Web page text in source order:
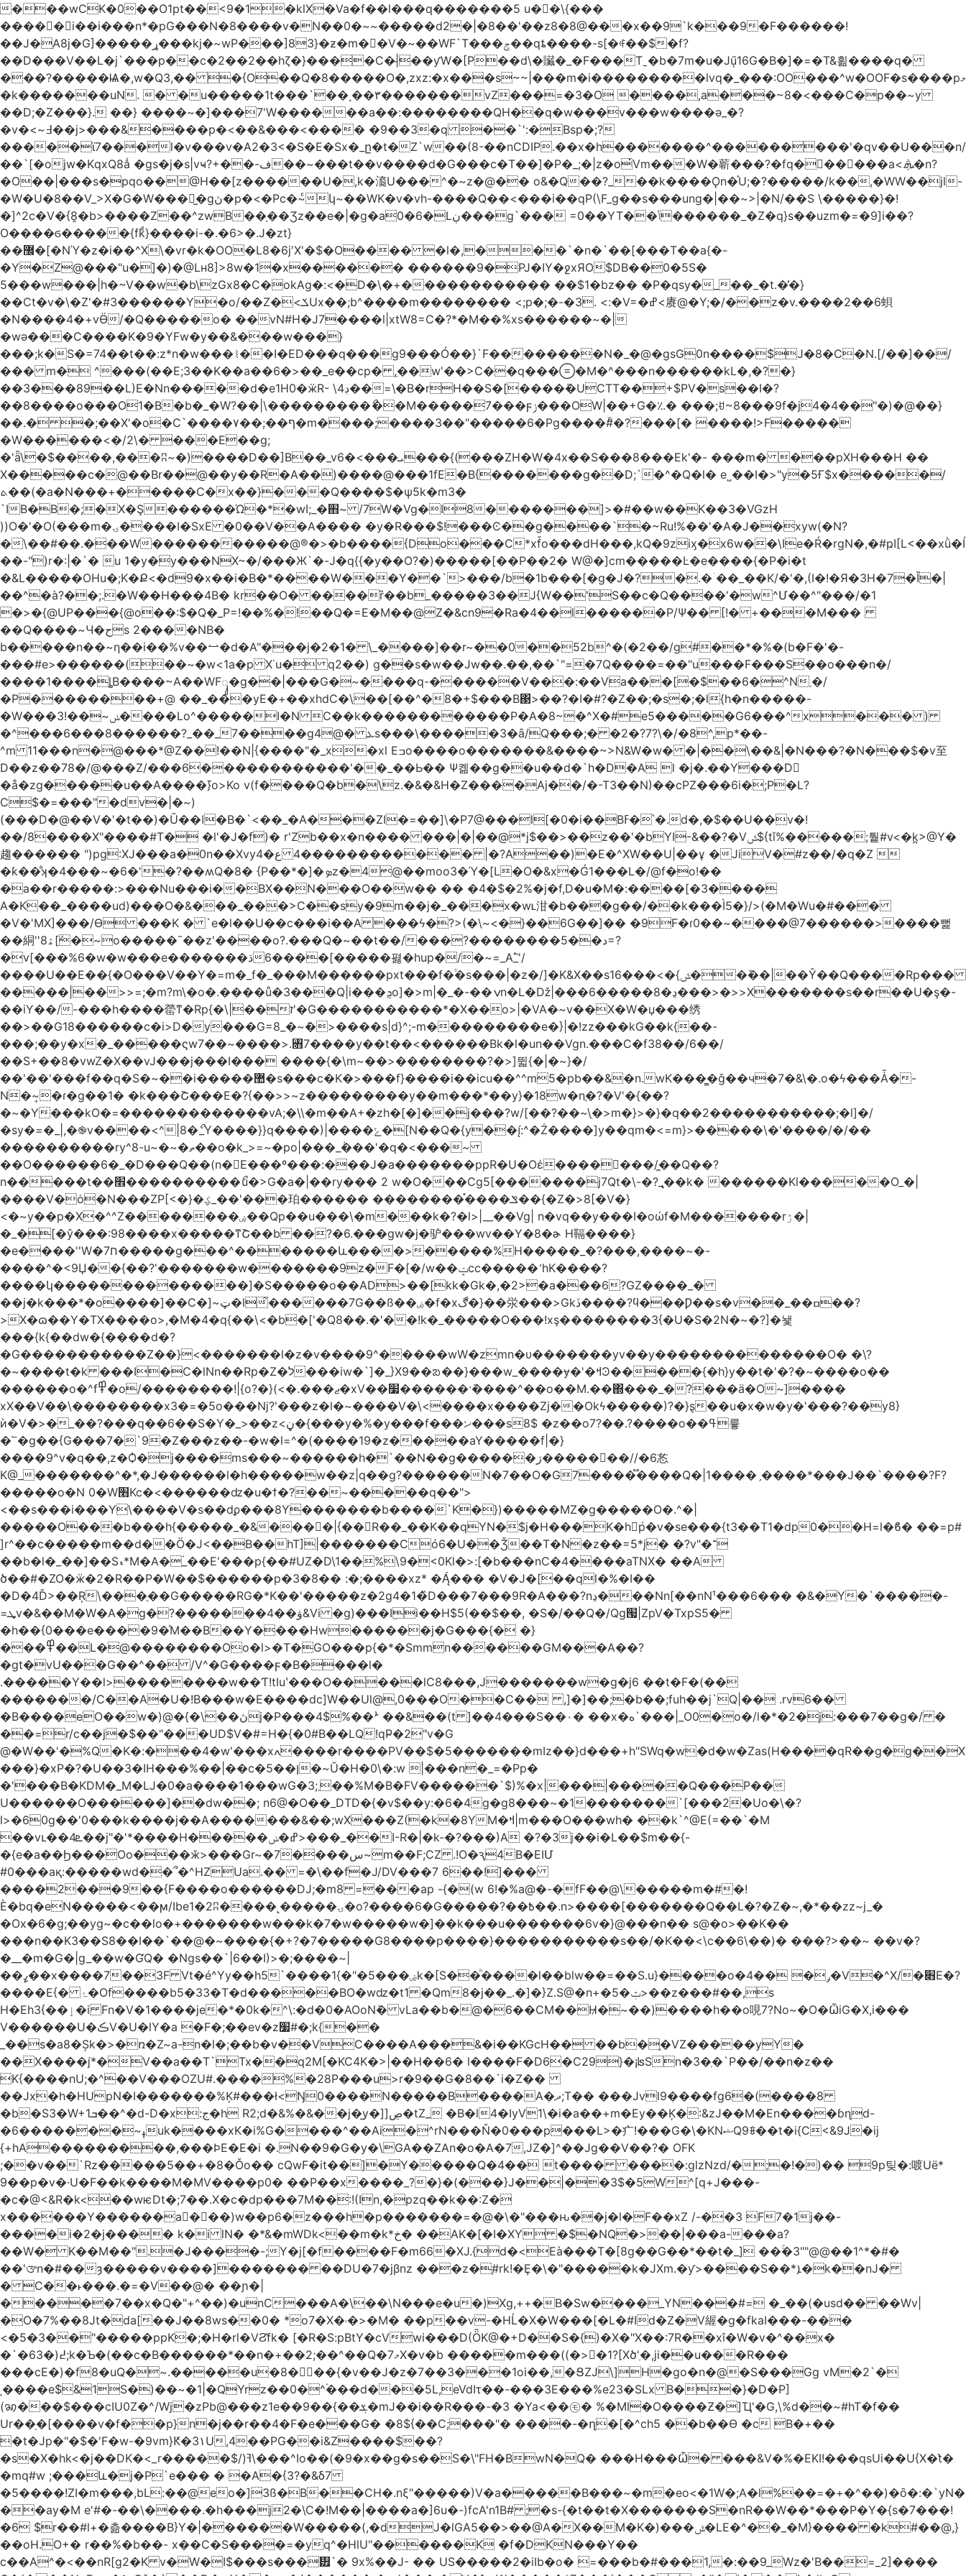
���wCK�0��O1pt��<9�1�klX�Va�f��l���q�������5 u��\{���
�����i��i���n*�pG���N�8����v�N��0�~~�����d2�|�8��'��z8�8@���x��9`k���9�F������!
��J�ֵA8j�G]�����ړ���kj�~wP���]83}�ƶ�m��V�~��WF`T���ݮ��qȶ����-s[�ꏶ��$�f?
��D���V��L�j`���p��c�2��2��hζ�}����C�|̵��ƴW�[P��d\�贜�_�F���Tˍ�b�7m�u�Jű̩16G�B�]�=�T&횖����q�
���?�����Ѩ�,w�Q3,�� �{O��Q�8�����O�,zxz:�x���s~~|���m�i���������lvq�_���:OO���^w�OOF�s����pމ
�k�������uN. � �u�����1t���`��˳��۳�������vZ���=�3�O ����,a���~8�<���C�p��~y
��D;�Z���}. ��} ����~�]���7'W������a��:��������QH��q�w���v���w����ǝ_�?
�v�<~߃��j>���&����p�<��&���<���� �9��3�q ��`':�Bsp�;?
�����ϊ7���l�v���v�A2�3<�S�E�Sx�_ը�t�Z`w��(8-��nCDIP.��x�h�������^���������'�qv��U���n/
��`[�ojw�ΚqxQ8ǻ �gs�j�s|vҹ?+��-ف��~���t��v����d�G���c�T��]�P� _;�|z�o̇Vm���W�龩���?�fq������a<.ܞ�n?
�O��|���s�pqo��@H��[z������U�,k�㵝U���^�~z�@�� o&�Q��?_��k����Ǫn�֡U;�?�����/k��,�WW��jl-
�W�U�8��V_>X�G�W���𾶲̫�gڽ�p�<�Pc�~ͨկ~��WK�v�vh-����Q��<���i��qP(\F_g��s���ung�|��~ >|�N/��S \�����}�!
�]^2c�V�{8̭�b>����Z��^zwB��ָ��Ʒz��e�|�g�a0�6�Lڹ���g`��� =0��YT��ݳ������_�Z�q}s��uzm�=�9]i��?
O����ϭ�����{fkͩ}����i-�.�6>�.J�zt}
��޼�[�NΎ�z�i��^X\�vr�k�OO�L8�6j'X'�$�O���� �l�,���`�n�`��[���T��a{�-
�Y�Z@���"u�]�)�@Lʜ8]>8w�1�x������ ������9�PJ�IY�ջxЯO$DB��0�5S�
5���w���|h�~V��w�b\zGx8�C�okAg�:<�D�\�+������������ ��$1�bz�� �P�qsy�_��_�t.�̓�}
��Ct�v�\�Z'�#3������Y�o/��Z�<ݎUx��;b^����m�������� <;p�;�-�3. <:�V=�ߝ<赓@�Y;�/��z�v.����2��6蛽
�N����4�+vӪ/�Q�����o� ��vN#Н�J7����l|xtW8=C�?*�M��%xs������~�|
�wǝ���C����K�9�YFw�y��&���w���}
���;k�S�=74��t��:z*n�w���⌇��I�ED���q���g9���Ó��}`F��������N�_�@�gsG0n����$J�8�C�N.[/��]��/
��� m� ^���(��E;3��K��a��6�>��_e��cp� ,ֵ��w'��>C��q����M�^���n������kL�,�?�}
��3���89��L)E�Nn�����d�e1H0�ӝR- \4ڊ��=\�B�rH��S�[����ܽ�UCTT��+$PV�s��I�?
��8����o���O1�B�b�_�W?��|\���������ޯ��M�����7���ϝݫ���OW|��+G�؉� ���;ꀀ~8���9f�j4�4��"�)�@��}
��.� �;��X'�o�C`����۷��;��ף�m����;����3��"�����6�Pg����#ͨ�?���[� ����!>F�����
�W������<�/2\� ���E��g;
�'ǟ\�$����,���ʭ~�)����D��]B��_vܝ���>�6���{(���ZH�W�4x��S���8���Ek'�- ���m� ���pXH���H ��
X�����c�@��Br��@��y��R�A��)����@���1fE�B{�������g��D;`�^�Q�l� e˽��I�>"y�5Ғ$x�����/
ܬ��(�a�N���+�����C�x��}���Q����$�ψ5k�m3�
`IB�B�;�X�Ş������Ώ�*�wI;_�֋~ /7W�Vg�I8�������]>�#��w��K��3�VGzH
))O�'�O(���m�ۍ����I�SxE �0��V��A���� �y�R���$!���Ͼ��g����`�~Ru!%��'�A�J��xyw(�N?
�\��#��.���W�����������@®�>�b����{Do���C
��-")r�:|�`� u 1�y�y���NX~�/���Ж`�-J�q{{�y��O?�)�����[��P��2� W@�]cm�����Ŀ�e����{�P�i�t
�&L�����OHu�;K�Ք<�d9�x��i�B�*����W���Y��`>���/b�1b���[�g�J�?�.�ۤ��_��K/�'�,(I�!�Я�3H�7�Ǐ�|
��^�à?��;.�W��H���4Β� kr��O� ����ȑ��b_�����3��J{W��'S��c�Q����'�w^Մ��^"���/�1
�>�{@UP���{@o��:$�Q�_P=!��%�!��Q�=E�M��@Z�&cn9�Ra�4��l������P/Ψ�� [!� +���M���
��Q����~Ч�حs 2����NB�
b�����n��~ƞ��i��%v��⥎�d�A"���j�2�1� \_����]��r~��0��52b^�(�2��/g#��*�%�(b�F�'�-
���#e>������(��~�w<1a�p X˙u� q2��) g��s�w��Jw��.��,��`"=�7Q����=��"u���F���S��o���n�/
����1����ȴB����~A��WFᬸ�g��|���G�~����q-������V���:��Va���[�$��6�^N܂�/
�Р��������+@ ��_���yE�+��xhdC�\��[��^�8�+$���B΃>��?�I�#?�Z��;�s�;�l{h�n�����-
�W���ݭ~��!3����Lo^�����I�N C��k������������P�A�8~�^X�#e5�����G6���^x��� )
�^���6���8������?_��_7����g4@� ܥs���\�����3�ȃ/Q���;� �2�?7?\�/�8^,p*��-
^m 11���n�@���*@Z��!��N|{����"�_x�xl Eߏo����o�������&����~>N&W�w� �|��\��&|�N���?�N���$�v至
D��z��78�/@���Z/���6������������'��_��Ь�� Ѱ콂��g��u��d�`h�D�A l �j�.��Y���D
�å�zg�����u��A����߫}o>Ko v(f����Q�b�\z.�&�&H�Z����Aj��/�-T3��N)��cPZ���6i�;P�L?
C$�=���"�dvؔ�|�~)
(���D�@��V�'�t��)�Ū��ǀ�B�`<��_�A���Zӏ�=��]\�P7@���l[�0�i��Bߓ�՝�.d�,�$��U��v�!
��/8����X"����#T� �l'�J�f)� r'Zb��x�n���� ���|�|��@*j$��>��z��'�bYI-&��?�Vݜ${tǐ%�����;퉡#v<�k̪>@Y�
趨������ ")pg:XJ���a�0n��Xvyع�4 ���4��������� |�?A��)�E�^XW��U|��ұ �JiV�#z��/�q�Z
�ƙ��̐ʞ�4���~�6�'�?��ʍQ�8� {P��*�]�ܤz�4@��moo3�Ύ�[L�O�&x�Ǵ1���L�/@f�o!��
�a��r�����:>���Nu���i��BX��N���O��w�� �� �4�$�2%�j�f,D�u�M�:����[�3����
A�K��_����ud)���O�&���_���>C��sy�9m��j�_���x�wʟ泔�b���g��/��k���Ì5�}/>(�M�Wu�#���
�V�'MX]���/Ѳ ���K � `e�l��U��c���i��A ���ϟ�?>(�\~<�}��6G��]�� �9F�ɾ0��~����@7������>����뻝
��絧''8ۿ[ܽ�~ο�����¯��z'����o?.���Q�~��t��/���?��������5��د=?
�v[���%6�w�w���e�ڌ�������6���[�����폃�hup�/�~=_A߱_'/
����U��E��{�O���V��Y�=m�_f�_���M������pxt���f�۟�s���|�z�/]�K&X��sݜ}�>���16��ٚ��|��Ŷ��Q����Rp���
�����|��>>=;�m?m\�o�.����ů�3���Q|i���ܯo]�>m|�_�-��ݍn�L�ǅ|���6�����8�ڍ���>�>>X�������s��r��U�ş�-
��iY��/-���h����罃ͳ�Rp{�\|��ז'�G�����������*�X��o>|�VA�~v��X�W�џ���绣
��>��G18������c�i>D�y���G=8_�~ܿ�>����s|d}^;-m���������e�}|�!zz���kG��k{��-
���;��y�x�_�����ϛw7��~����>.꧛7����у��t��<������Bk�l�un��Vgn.���С�f38��/6��/
��S+��8�vwZ�X��vJ���j���ӏ��� ����{�\m~��>��������?�>]뛻{�|�~}�/
��'��'���f��q�S�~��i�����޺�s���c�K�>���f}����i��icu��^^m5�pb��&�n.wK���͇�ǧ��ч�7�&\�.o�ϟ���Ǡ�-
N�~͎�ɾ�g��1� �k���Շ���E�?{��>>~z���������y��m���*��y}�18w�nֲ�?�V'�{��?
�~�Y���kO�=�������������vA;�\\�m��A+�zh�[�]��j���?w/[��?��~\ַ�>m�}>�}�q��2�����������;�l]�/
�sy�=�_|,�֎v����<^|8�ޯ_Y����}}q����)|����ݺ�[N��Q�{y��:^�Ż����]y��qm�<=m}>�����\�'����/�/��
����������ry^8-u~�~�ތ��o�k_>=~�po|���_݃���'�q�<���~
��O������6�_�D���Q��(n�E���º���:���J�a�������ppR�U�Oέ�����ٍ��/�̼�Q��?
n�����t��׮����������ޯu�>G�a�|��ry��� 2 w�O���Cg5[�������j7Qt�\-�?_̢��k� ������Kl�����O_�|
����V�ȯ�N���ZP[<�}�ؼ_��'���珀������ ��������֯����ݏ��{�Z�>8[�V�}
<�~y��p�X�^^Z��������ۻ��Qp��u���\�m���k�?�l>|__��Vg| n�vq��y���I�oώf�M�������rۯ�|
�_�[�ŷ���:98����xֹ�����ͳՇ��b ��?�6.���gw�j�驴���wv��Y�8�ɚ H䩹����}
�e����''W�ח7�����g���^�������և����>�����%H�����_�?���,����~�-
����^�<9Џ��{��?'�������w�������9z�F�[�/w��ݓcc����� ̛hK����?
����կ��������������]�S�����o��AD>��[kk�Gk�,�2>�a���6?GZ����_�
��j�k���*�o����]��C�]~ټ�l̃������7G��ß��ۻ�f�xڰ�}��泶���>Gkڏ����?ϥ���Ƿ��s�v��_��ߛ��?
>X�ɷ��Y�TX����o>,�M�4�q{��\<�b�['�Q8��.�'��!k�_�����O���!xş��������3{�U�S�2N�~�?]�뇇
���{k{��dw�{����d�?
�G�����������Z��}<�������l�z�v����9^�����wW�zmn�υ�������yv��y��������������O� �\?
�~����t�k ���I�C�lNn��Rp�Z�ל���iw�`]�_}X9��ᨰ��}���w_����ɏ�'�ߞϿ�����{�h}y��t�'�?�~����o��
������o�^f߾�o/��������!|{o?�}(<�.���ޖ�xV��׷������·݇����^��o��M.��΍���_�?���ӓ�O~]����
xX��V��\��������x3�=�5o���ǋ?'���z�l�~����V�\<����x����Zj��Okϟ�����)?�}ȿ��u�x�w�y�'���?��y8}
ѝ�V�>�_��?���q��6��S�Y�_>��z<ڼ�{���y�%�y���f���:ޚ���s8$ �z��o7?��.?����o��ߟ륳
�՟�g��{G���7�`9�Z���z��-�w�l=^�(����19�z�����aY�����f|�}
����9^v�q��,z�Ѻ�j����ms���~������h�`��N��g������ڗ�����񧰺��//�6㣽
K@_�������^�*,�J������l�h�����w��z|q��g?������N�7��O�G7����֟����Q�|1����ˏ����*���J��`����?F?
�����o�N 0�W׫Kc�<������ǳ�u�ϯ�?��~�����q��">
<��s���i���Y\����V�s��dϼ���8Y�������b����`K�})�����MZ�g�����O�.^�|
�����O���b���h{�����_�&����|{��R��_��K��qYN�$j�H���K�hp҆�v�se���{t3��T1�dp0��H=l�ϐ� ��=p#
]r^��c�����m��d��Ö�J<��B��hT]|�������Có­6�U��Ǯ��T�N�z��=5*į� �?v"�־
��b�l�_��]��Sޑ*M�A�۬_��E'���p{��#UZ�D\1��%\9�<0Kl�>:[�b���nC�4����aTNX� ��A
ծ��#�ZO�ӝ�2�R��P�W��$������p �3�8�� :�;����xz* ���� �V�J�[��ql�%�I��
�D�4Ď>��Ŗ\���ֶ��G�����RG�*K��'�����z�2g4�1�̏D���7���9R�A���?nڍ���Nn[��nN¹���6��� �&�Y�`�����-
=ܜv�&��M�W�A�g�?�������4��ۋ&Vi �g)���Iܹi��H$5(��$��, �S�/��Q�/Qg՗|ZpV�TxpS5�
�h��{0���e����9�ͯM��B��Y����Hw������j�G���{� �}
���߾��L�@��������Oo�l>�T�GO���p{�*�Smmn������GM���A��?
�gt�vU���G��^�� /V^�G����ϝ�B����l�
.�����Y��l>��������w��Ƭ!tIuʽ���O�����lC8���,J�������w�g�j6 ��t�F�(��
�������/C��A�U�!B���w�E����dc]W��Ul@,0���O��C�� ,]�]��;�b��;fuh��j`Q|�� .rv6��
�B����eO��w�)@�{�\��ڽj�P���4$%��ܑ ��&��(t ]��4���S��٠� ͏��x�ه`���|_O0�o�/l�*�2�j:���7��g�/ �
��=r/c��j�$��"���UD$V�#=H�{�0#B��LQ!qP̴�2"v�G
@�W��'�%Q�K�:���4�w'���xߍ����r����PV��$�5�������mIz��}d���+h"SWq�w�d�w�Zas(H����qR��g�g��XNS&��9�5�Oȩ�O�
���}�xP�?�U��3�IH���%��|��c�5��ן�~Ŭ�H�0\�:w |���n�_=�Pp�
�'���B�KDM�_M�Ǉ�0�a����1���wG�3;܂��%M�B�FV������`$)%�x|���|�����Q���P��
U������O������]��dw��; n6@�O��_DTD�{�v$��y:�6�4g�g8���~�1�������`[���2�Uo�\�?
l>�60g��'0���k����j��A�������&��;wX���Z(�k�8YM�ߞ|m���O���wh� ��k`^@E(=��`�M
��vւ��4ܧ��j"�'*����H�����ߝ�ݭ>���_��I-R�|�k-�?���)A �?�3j��i�L��$m��{-
�{e�a��Ϧ���Oo���ӂ>���Gr~�7����س~m��F;CZ .!O�ԇ4B�EIՄ
#0���aқ:�����wd��՞�^HZUa.�� =�\��f�J/DV���7 6��!]���
����2���9��{F����o������DJ;�m8 =���ap -{�(w 6!�%a@�-�fF��@\�����m�#�!
Ѐ�bq�eN�����<��ϻ/Ibe1�2ʭ����˻�����ۍ�o?����6�G�����?��߿��.n>����[�������Q��L�?�Z�~,�*��zz~j_�
�Ox�6�g;��yg~�c��lo�+�������w���k�7�w�����w�]��k���u�������6v�}@���n�� s@�o>��K��
���n��K3��S8��I��`��@�~����{�+?�7�����G8����p����}�����������s ��/�K��<\c��6\��)� ���?>��~ ��v�?
�__�m�G�|g_��w�ƓQ� �Ngs��`|6� �I)>�;����~|
��ߨ��x����7��3F Vt�é^Yy��h5`����ۻ���5�"�}1k�[S��ͪ����l��blw��=��S.u}����o�ݛ� ��4�V�^X/�׋E�?
����E{� ۂ�Of����b5�33�T�d�����BO�wǳ�t1 �Qm8�j��_.�]�}Z.S@�n+�5�ݑ>��z���#��,s
H�Eh3{��ٳ�i Fn�V�1����je�*�0k�^\:�d�0�AOoNܰ� vLa��b�@�6��CM��H̷�~��)����h��o哯7?No~�O�ѼiG�X,i���
V������U�ڪV�U�lY�a �F�;��ev�z׷#�;k{��
_��s�a8�Șk�>�ռ�Z~a-n�l�;��b�v��VC����A���&�i��KGcH�� ��b�֑�VZ�����yΥ�
��X����*�V��a��T`Tx��q2M[�KC4K�>|��H��6� l����F�D6�C29}�¡ʪSn�3�ְ�`P��/��n�z��
K{����nU;�^��V���OZU#.����%�28P���u>r�9��G�8��`i�Z��
��Jx�h�HUpN�I�������%Ķ#���ł<Ŋ0����N�����B����A�ދ;T�� ���Jvl9����fg6�(����8
�b�S3�W+1ܒ��^�d-D�x:ج�h R2;d�&%�&��j�̫y�]]ڝ�tZ_ �B�l4�IyV1\�i�a��+m�Ey��Ķ�:&zJ��M�En����ɓɳd-
�ߪ~�������6uk����xK�i%G����^��Ai�^rN���Ň�0���p���L>�⽧!���G�\�KNޝQ9ꎖ��t�i{C<&9J�ij
{+hA���������,���ϷE�E�i �.N��9�G�y�\GA��ZAn�o�A�7,JZ�]^��Jg��V��?� OFK
;��v��`Rz�����5��+�8�Ǒo�� cQwF�it��]�Y�����Q�4�� t���� ����:glzNzd/�;�!�)�� 9p팆�:喥Uë*
9��p�v�·U�F��k����M�MV����p0� ��P��x����_?�}�(���}J��|��3$�5W^[q+J���-
�c�@<&R�k<��wѥDt�;7��.X�c�dp���7M��:!(In,�pzq��k��:Z�
x������Y������a�ٌ��)w��p6�z���h�p�������=�@�\�"���ԋ��j�l�F��xZ /-��3 F7�1j��-
����i�2�j���� k�i lN� �*&�mWDk<��m�k*خ� ��AK�[�I�XY �$�NQ�>��|���a-���a?
��W� K��M��".�J����-;Y�j[�f����F�m66�XJ.{d�<Eà���T�[8g��G��*��t�_] ��ۚ�3""@@��1^*�#�
��'ᤅn�#��ȝ�����v����]������� ��DU�7�jβnz ���z�֚#rk!�Ȩ�\�"�����k�JXm.�ƴ>����S��*ܐ�k��nJ�
� C��˫���.�=�V��@� ��ɲ�|
�����7��x�Q�"+^��)�unC���A�\��\N���e�u�)Xg,++�B�Sw����_YN���#= �_��(�usd�� ��Wv|
�O�7%��8Jt�da[��J��8ws��0� *o7�X�˓�>�M� ��p��v-�HĹ�X�W���[�L�#Id�Z�V䌂�g�fkaI���-���
<�5�3��"�����ppK�;�H�rl�VϨ̽fk� [�R�S:pBtY�cVwi���D(ȪK@�+D��S�{)�X�"X��:7R��xî�W�v�^��x�
�`�6߄(�3;k�Ƅ�(��c�B������*��n�+��2;��^��Q�މ7X�v�b �����m���((�>򍹐�1?[Xծ߲'�,ji��u���R���
���cE�)�f8�uQ�~.�����u�8�𠗒��{�v��J�z�7��3���1oi��,�ՑZJ\]H�go�n�@�S���Gg vM�2`�
ˌ����e$&1S�)��~�1|�QYrz��0�^۬���d���5L,eVdIτ��-���3E���%e23�SLx B��}�D�P]
(ꩆ���$���cIU0Z�^/Wj�zPb@���z1e��9��{��ܮ�mJ��i��R���-�3 �Ya<��㋲� %�Ml�O����Ƶ�]Ҵ'�G,\%d��~#hT�f��
Ur��֖�[����v�f��p}n�j��r��4�F�e���G� �8${��C;���"� ����-�ղ�[�^ch5 ��b��Ɵ �c B�+��
�t�Jp�"�$�'F�w-�9vm}Ԟ�3۱U,4��PG��i&Z����$��?
�s�X�hk<�j��DK�<_r�����$/)ߔ\���^Io��(�9�x��g�s��S�\"FH�BwN�Q� ���H���Ѽ� ���&V�%�EKI!���qsUi��U{X�t̀�
�mq#w ;���և�j�P`e��� � �A�{3?�&δ7
�5����!ZI�m���,bL:��@eo�]3ß�B��CH�.nξ"�����)V�a�����B���~�m�eo<�1W�;А�l%��=�+�^��)�ȏ�:�`yN�
��ay�M e'#�-��\����.�h���j2�\C�!M��|����a�]6u�-)fcA'n1B# ;�s-{�t��t�X�������S�nR��W��*���P�Y�{s�7���!
�6 $r��#l+�츪���� B}Y�|������W�����(,�dJ�lGA5��>��@A�X��M�K�)���ݜ�LE�^��_�M}���� �k#��@,}
��oH.O+� r��%�b��- x��C�S����=�yq^�HlU"������K �f�DKN���Y��
c��A^�<��nR[g2�K v�W�I$���s���᡿`� 9x%��J- �� US�����2�iIb�o� =���b�#���1,�:��9_Wz�'B��=_2]����